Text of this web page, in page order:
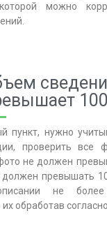
можно
пункт, нужно
проверить все
не должен
должен превышать
не
обработав